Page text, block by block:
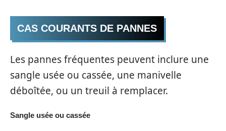
CAS COURANTS DE PANNES
Les pannes fréquentes peuvent inclure une
sangle usée ou cassée, une manivelle
déboîtée, ou un treuil à remplacer.
Sangle usée ou cassée